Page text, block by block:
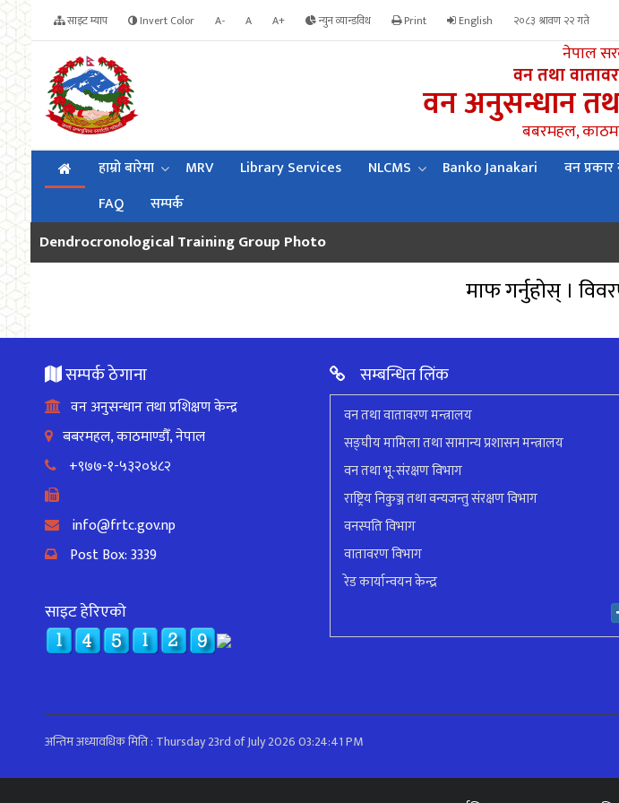
साइट म्याप Invert Color A- A A+ न्युन व्यान्डविथ Print English २०८३ श्रावण २२ गते
नेपाल
वन तथा
वन अनुसन्धान
बबरमहल,
हाम्रो बारेमा MRV Library Services NLCMS Banko Janakari वन
FAQ
सम्पर्क
Dendrocronological Training Group Photo
माफ गर्नुहोस् ।
सम्पर्क ठेगाना
वन अनुसन्धान तथा प्रशिक्षण केन्द्र
बबरमहल, काठमाण्डौँ, नेपाल
+९७७-१-५३२०४८२
info@frtc.gov.np
Post Box: 3339
साइट हेरिएको
सम्बन्धित लिंक
वन तथा वातावरण मन्त्रालय
सङ्घीय मामिला तथा सामान्य प्रशासन मन्त्रालय
वन तथा भू-संरक्षण विभाग
राष्ट्रिय निकुञ्ज तथा वन्यजन्तु संरक्षण विभाग
वनस्पति विभाग
वातावरण विभाग
रेड कार्यान्वयन केन्द्र
अन्तिम अध्यावधिक मिति : Thursday 23rd of July 2026 03:24:41 PM